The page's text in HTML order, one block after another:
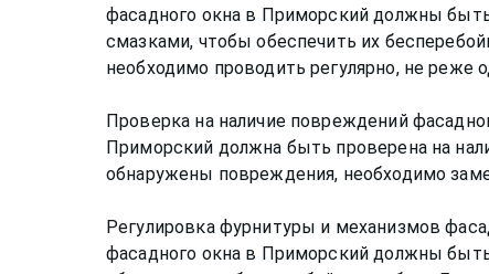
фасадного окна в Приморский должны
смазками, чтобы обеспечить их
необходимо проводить регулярно, не реже
Проверка на наличие повреждений
Приморский должна быть проверена на
обнаружены повреждения, необходимо
Регулировка фурнитуры и механизмов
фасадного окна в Приморский должны